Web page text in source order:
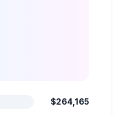
$264,165